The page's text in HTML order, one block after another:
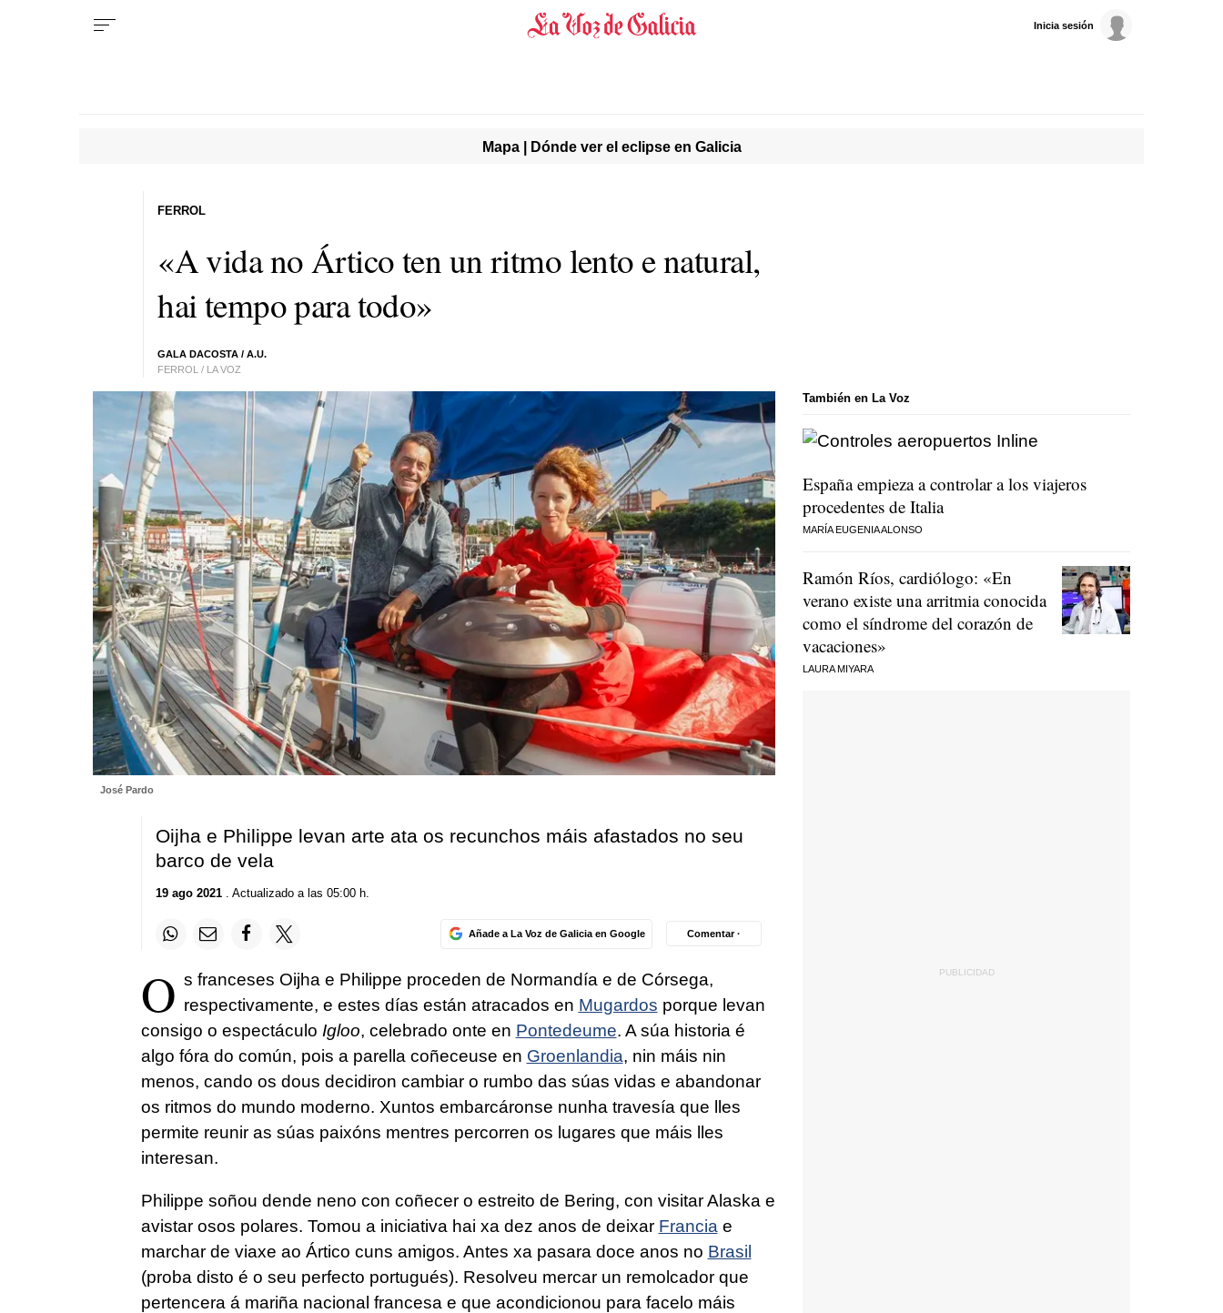
Inicia sesión
Mapa | Dónde ver el eclipse en Galicia
«A vida no Ártico ten un ritmo lento e natural,
hai tempo para todo»
GALA DACOSTA / A.U.
FERROL / LA VOZ
FERROL
José Pardo
Oijha e Philippe levan arte ata os recunchos máis afastados no seu
barco de vela
19 ago 2021. Actualizado a las 05:00 h.
Añade a La Voz de Galicia en Google Comentar ·
O s franceses Oijha e Philippe proceden de Normandía e de Córsega,
respectivamente, e estes días están atracados en Mugardos porque levan
consigo o espectáculo Igloo, celebrado onte en Pontedeume. A súa historia é
algo fóra do común, pois a parella coñeceuse en Groenlandia, nin máis nin
menos, cando os dous decidiron cambiar o rumbo das súas vidas e abandonar
os ritmos do mundo moderno. Xuntos embarcáronse nunha travesía que lles
permite reunir as súas paixóns mentres percorren os lugares que máis lles
interesan.
Philippe soñou dende neno con coñecer o estreito de Bering, con visitar Alaska e
avistar osos polares. Tomou a iniciativa hai xa dez anos de deixar Francia e
marchar de viaxe ao Ártico cuns amigos. Antes xa pasara doce anos no Brasil
(proba disto é o seu perfecto portugués). Resolveu mercar un remolcador que
pertencera á mariña nacional francesa e que acondicionou para facelo máis
También en La Voz
España empieza a controlar a los viajeros
procedentes de Italia
MARÍA EUGENIA ALONSO
Ramón Ríos, cardiólogo: «En
verano existe una arritmia conocida
como el síndrome del corazón de
vacaciones»
LAURA MIYARA